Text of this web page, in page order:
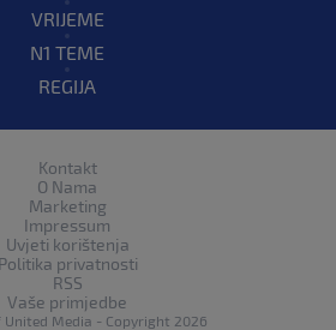
VRIJEME
N1 TEME
REGIJA
Kontakt
O Nama
Marketing
Impressum
Uvjeti korištenja
Politika privatnosti
RSS
Vaše primjedbe
United Media - Copyright 2026